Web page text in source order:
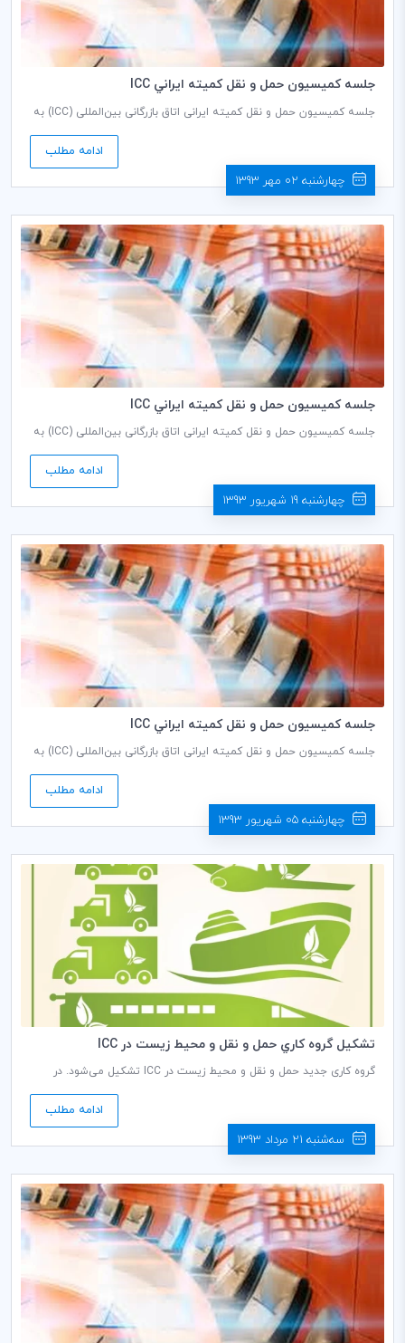
جلسه كميسيون حمل و نقل كميته ايراني ICC
جلسه کمیسیون حمل و نقل کمیته ایرانی اتاق بازرگانی بین‌المللی (ICC) به
ساعت 14:30 در طبقه دوم اتاق بازرگانی، صنایع، معادن و کشاورزی ایران
ادامه مطلب
چهارشنبه 02 مهر 1393
جلسه كميسيون حمل و نقل كميته ايراني ICC
جلسه کمیسیون حمل و نقل کمیته ایرانی اتاق بازرگانی بین‌المللی (ICC) به
ساعت 14:30 در طبقه دوم اتاق بازرگانی، صنایع، معادن و کشاورزی ایران
ادامه مطلب
چهارشنبه 19 شهریور 1393
جلسه كميسيون حمل و نقل كميته ايراني ICC
جلسه کمیسیون حمل و نقل کمیته ایرانی اتاق بازرگانی بین‌المللی (ICC) به
ساعت 14:30 در طبقه دوم اتاق بازرگانی، صنایع، معادن و کشاورزی ایران
ادامه مطلب
چهارشنبه 05 شهریور 1393
تشكيل گروه كاري حمل و نقل و محيط زيست در ICC
گروه کاری جدید حمل و نقل و محیط زیست در ICC تشکیل می‌شود. در
کاری برای برقراری همکاری نزدیک‌تر با کمیسیون محیط زیست و انرژی شکل
ادامه مطلب
سه‌شنبه 21 مرداد 1393